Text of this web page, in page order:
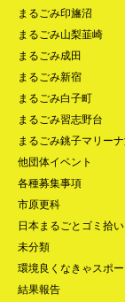
まるごみ印旛沼
まるごみ山梨韮崎
まるごみ成田
まるごみ新宿
まるごみ白子町
まるごみ習志野台
まるごみ銚子マリー
他団体イベント
各種募集事項
市原更科
日本まるごとゴミ拾い
未分類
環境良くなきゃスポ
結果報告